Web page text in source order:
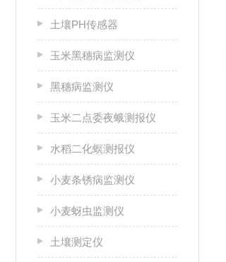
土壤PH传感器
玉米黑穗病监测仪
黑穗病监测仪
玉米二点委夜蛾测报仪
水稻二化螟测报仪
小麦条锈病监测仪
小麦蚜虫监测仪
土壤测定仪